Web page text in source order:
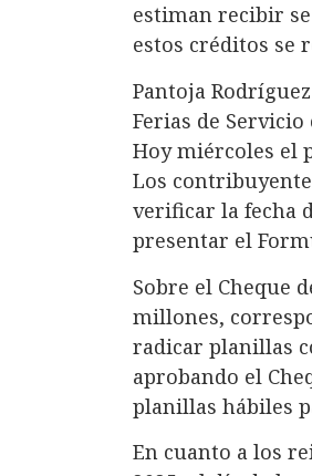
estiman recibir
estos créditos se
Pantoja
Ferias de
Hoy miércoles el
Los
verificar la fecha
presentar el
Sobre el Cheque
millones,
radicar planillas
aprobando el
planillas hábiles
En cuanto a los